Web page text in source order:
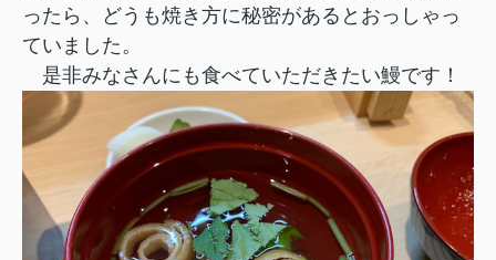
ったら、どうも焼き方に秘密があるとおっしゃっ
ていました。
是非みなさんにも食べていただきたい鰻です！